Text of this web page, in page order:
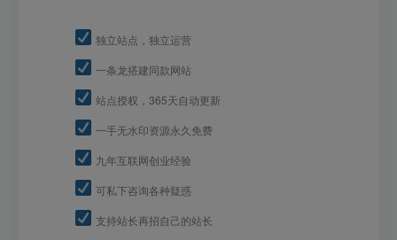
独立站点，独立运营
一条龙搭建同款网站
站点授权，365天自动更新
一手无水印资源永久免费
九年互联网创业经验
可私下咨询各种疑惑
支持站长再招自己的站长